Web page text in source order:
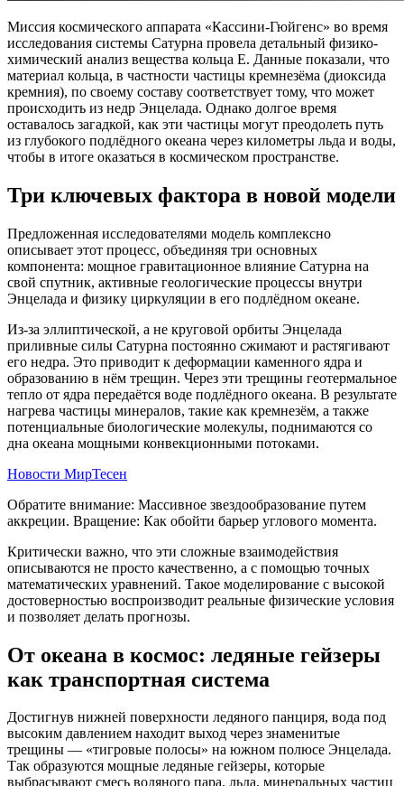
Миссия космического аппарата «Кассини-Гюйгенс» во время
исследования системы Сатурна провела детальный физико-
химический анализ вещества кольца Е. Данные показали, что
материал кольца, в частности частицы кремнезёма (диоксида
кремния), по своему составу соответствует тому, что может
происходить из недр Энцелада. Однако долгое время
оставалось загадкой, как эти частицы могут преодолеть путь
из глубокого подлёдного океана через километры льда и воды,
чтобы в итоге оказаться в космическом пространстве.
Три ключевых фактора в новой модели
Предложенная исследователями модель комплексно
описывает этот процесс, объединяя три основных
компонента: мощное гравитационное влияние Сатурна на
свой спутник, активные геологические процессы внутри
Энцелада и физику циркуляции в его подлёдном океане.
Из-за эллиптической, а не круговой орбиты Энцелада
приливные силы Сатурна постоянно сжимают и растягивают
его недра. Это приводит к деформации каменного ядра и
образованию в нём трещин. Через эти трещины геотермальное
тепло от ядра передаётся воде подлёдного океана. В результате
нагрева частицы минералов, такие как кремнезём, а также
потенциальные биологические молекулы, поднимаются со
дна океана мощными конвекционными потоками.
Новости МирТесен
Обратите внимание: Массивное звездообразование путем
аккреции. Вращение: Как обойти барьер углового момента.
Критически важно, что эти сложные взаимодействия
описываются не просто качественно, а с помощью точных
математических уравнений. Такое моделирование с высокой
достоверностью воспроизводит реальные физические условия
и позволяет делать прогнозы.
От океана в космос: ледяные гейзеры
как транспортная система
Достигнув нижней поверхности ледяного панциря, вода под
высоким давлением находит выход через знаменитые
трещины — «тигровые полосы» на южном полюсе Энцелада.
Так образуются мощные ледяные гейзеры, которые
выбрасывают смесь водяного пара, льда, минеральных частиц